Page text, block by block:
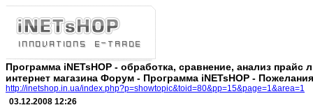
Программа iNETsHOP - обработка, сравнение, анализ прайс
интернет магазина Форум - Программа iNETsHOP -
http://inetshop.in.ua/index.php?p=showtopic&toid=80&pp=15&page=1&area=1
03.12.2008 12:26